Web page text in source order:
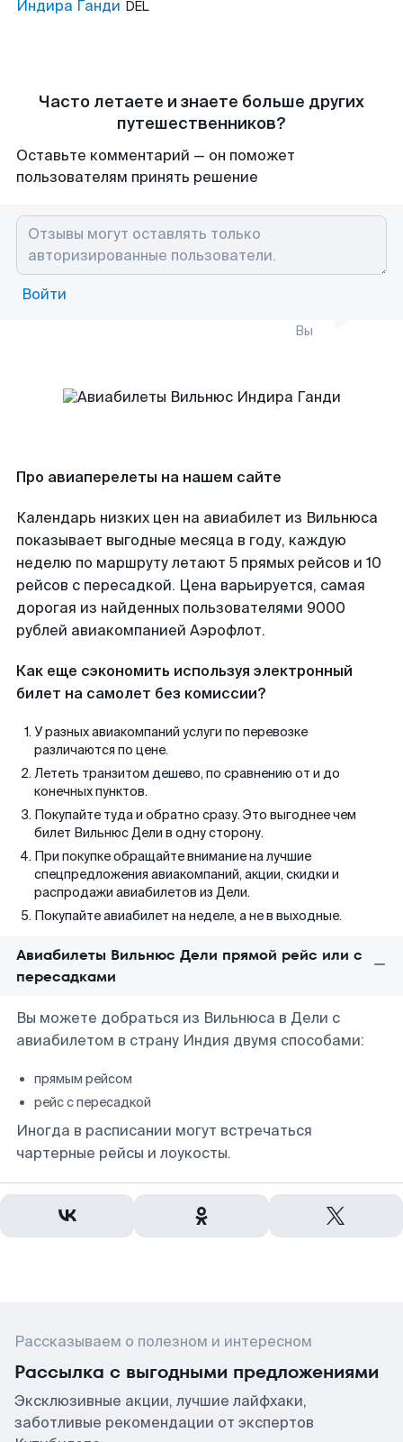
Индира Ганди DEL
Часто летаете и знаете больше других
путешественников?
Оставьте комментарий — он поможет
пользователям принять решение
Войти
Вы
Про авиаперелеты на нашем сайте
Календарь низких цен на авиабилет из Вильнюса
показывает выгодные месяца в году, каждую
неделю по маршруту летают 5 прямых рейсов и 10
рейсов с пересадкой. Цена варьируется, самая
дорогая из найденных пользователями 9000
рублей авиакомпанией Аэрофлот.
Как еще сэкономить используя электронный
билет на самолет без комиссии?
У разных авиакомпаний услуги по перевозке
различаются по цене.
Лететь транзитом дешево, по сравнению от и до
конечных пунктов.
Покупайте туда и обратно сразу. Это выгоднее чем
билет Вильнюс Дели в одну сторону.
При покупке обращайте внимание на лучшие
спецпредложения авиакомпаний, акции, скидки и
распродажи авиабилетов из Дели.
Покупайте авиабилет на неделе, а не в выходные.
Авиабилеты Вильнюс Дели прямой рейс или с
пересадками
Вы можете добраться из Вильнюса в Дели с
авиабилетом в страну Индия двумя способами:
прямым рейсом
рейс с пересадкой
Иногда в расписании могут встречаться
чартерные рейсы и лоукосты.
Рассказываем о полезном и интересном
Рассылка с выгодными предложениями
Эксклюзивные акции, лучшие лайфхаки,
заботливые рекомендации от экспертов